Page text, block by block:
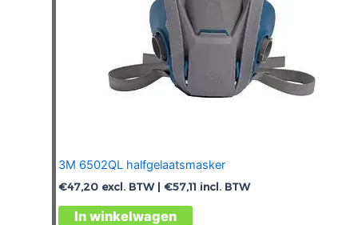
3M 6502QL halfgelaatsmasker
€47,20 excl. BTW | €57,11 incl. BTW
In winkelwagen